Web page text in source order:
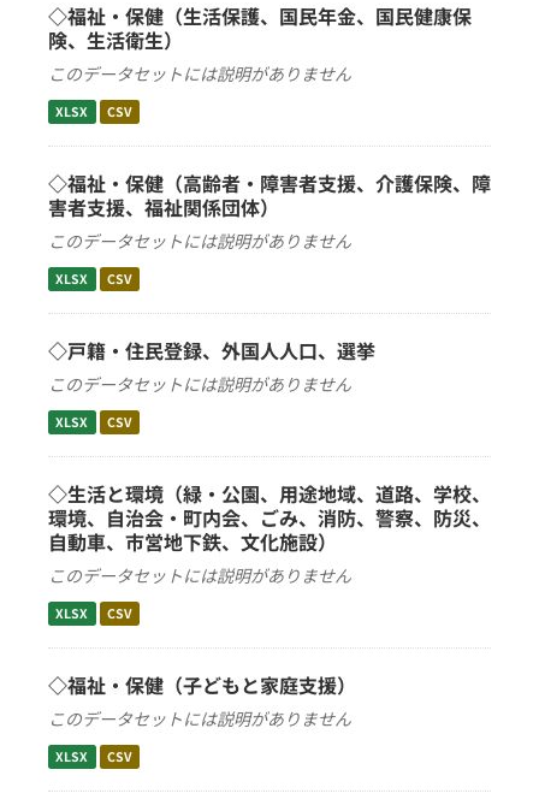
◇福祉・保健（生活保護、国民年金、国民健康保
険、生活衛生）
このデータセットには説明がありません
XLSX CSV
◇福祉・保健（高齢者・障害者支援、介護保険、障
害者支援、福祉関係団体）
このデータセットには説明がありません
XLSX CSV
◇戸籍・住民登録、外国人人口、選挙
このデータセットには説明がありません
XLSX CSV
◇生活と環境（緑・公園、用途地域、道路、学校、
環境、自治会・町内会、ごみ、消防、警察、防災、
自動車、市営地下鉄、文化施設）
このデータセットには説明がありません
XLSX CSV
◇福祉・保健（子どもと家庭支援）
このデータセットには説明がありません
XLSX CSV